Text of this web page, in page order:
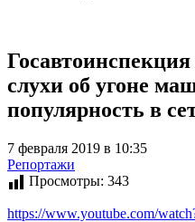
слухи об угоне
популярность в
7 февраля 2019 в 10:35
Репортажи
Просмотры: 343
https://www.youtube.com/